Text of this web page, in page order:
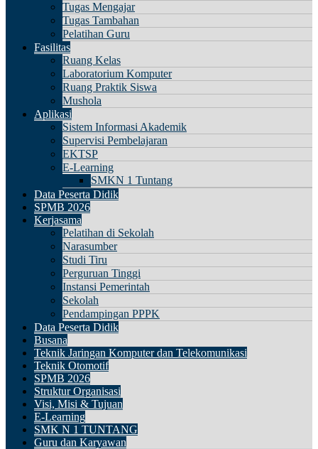
Tugas Mengajar
Tugas Tambahan
Pelatihan Guru
Fasilitas
Ruang Kelas
Laboratorium Komputer
Ruang Praktik Siswa
Mushola
Aplikasi
Sistem Informasi Akademik
Supervisi Pembelajaran
EKTSP
E-Learning
SMKN 1 Tuntang
Data Peserta Didik
SPMB 2026
Kerjasama
Pelatihan di Sekolah
Narasumber
Studi Tiru
Perguruan Tinggi
Instansi Pemerintah
Sekolah
Pendampingan PPPK
Data Peserta Didik
Busana
Teknik Jaringan Komputer dan Telekomunikasi
Teknik Otomotif
SPMB 2026
Struktur Organisasi
Visi, Misi & Tujuan
E-Learning
SMK N 1 TUNTANG
Guru dan Karyawan